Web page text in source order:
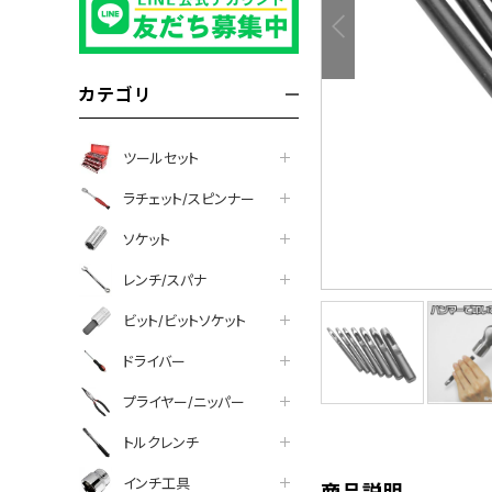
カテゴリ
ツールセット
ラチェット/スピンナー
ソケット
レンチ/スパナ
ビット/ビットソケット
ドライバー
プライヤー/ニッパー
トルクレンチ
インチ工具
facebook
line